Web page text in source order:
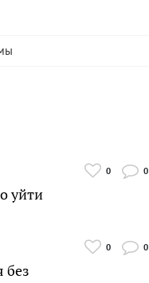
уйти
0 0
без
0 0